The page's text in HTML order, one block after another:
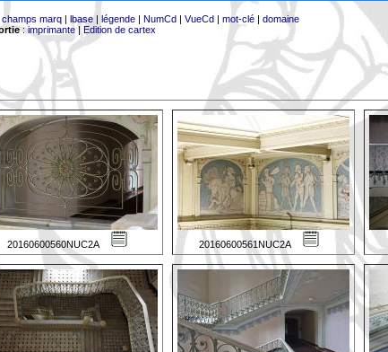
champs marq| lbase| légende| NumCd| VueCd| mot-clé| domaine
:imprimante| Edition de cartex
20160600560NUC2A 20160600561NUC2A